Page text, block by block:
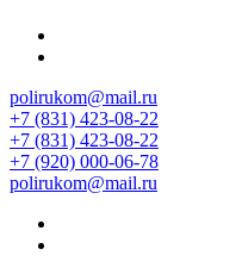
polirukom@mail.ru
+7 (831) 423-08-22
+7 (831) 423-08-22
+7 (920) 000-06-78
polirukom@mail.ru